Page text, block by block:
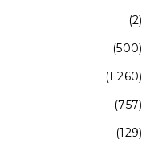
(2)
(500)
(1 260)
(757)
(129)